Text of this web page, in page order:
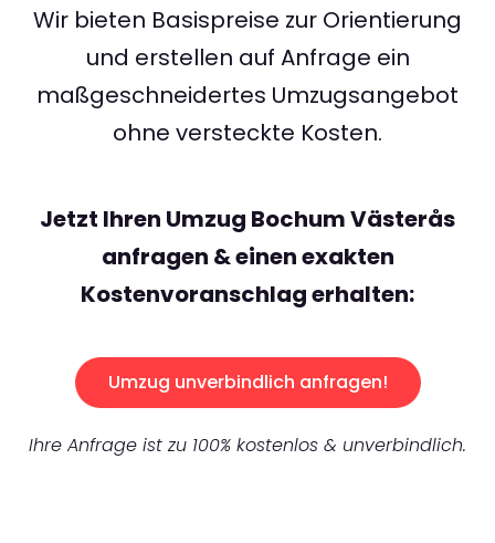
Wir bieten Basispreise zur Orientierung
und erstellen auf Anfrage ein
maßgeschneidertes Umzugsangebot
ohne versteckte Kosten.
Jetzt Ihren Umzug Bochum Västerås
anfragen & einen exakten
Kostenvoranschlag erhalten:
Umzug unverbindlich anfragen!
Ihre Anfrage ist zu 100% kostenlos & unverbindlich.